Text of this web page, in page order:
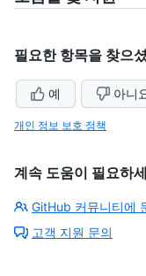
필요한 항목을 찾으
예 아니
개인 정보 보호 정책
계속 도움이 필요하
GitHub 커뮤니티에
고객 지원 문의